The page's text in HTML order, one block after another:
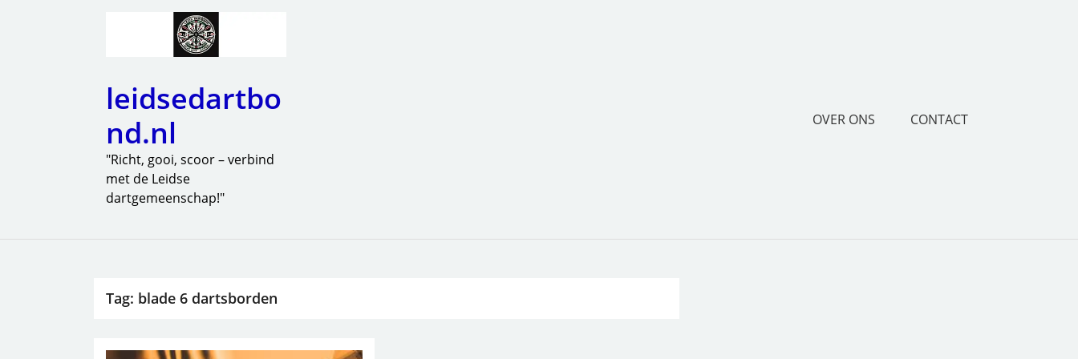
leidsedartbo
nd.nl
"Richt, gooi, scoor – verbind
met de Leidse
dartgemeenschap!"
OVER ONS CONTACT
Tag: blade 6 dartsborden